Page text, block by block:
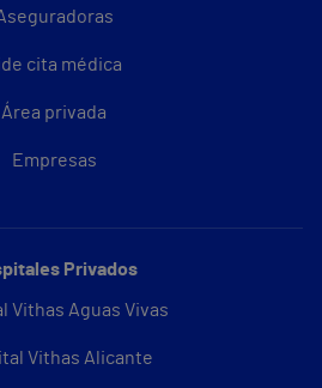
cita médica
Área privada
Empresas
Privados
Vithas Aguas Vivas
Vithas Alicante